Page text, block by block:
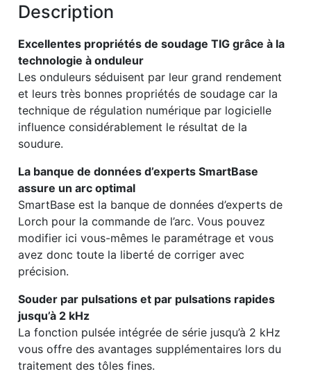
Description
Excellentes propriétés de soudage TIG grâce à la
technologie à onduleur
Les onduleurs séduisent par leur grand rendement
et leurs très bonnes propriétés de soudage car la
technique de régulation numérique par logicielle
influence considérablement le résultat de la
soudure.
La banque de données d’experts SmartBase
assure un arc optimal
SmartBase est la banque de données d’experts de
Lorch pour la commande de l’arc. Vous pouvez
modifier ici vous-mêmes le paramétrage et vous
avez donc toute la liberté de corriger avec
précision.
Souder par pulsations et par pulsations rapides
jusqu’à 2 kHz
La fonction pulsée intégrée de série jusqu’à 2 kHz
vous offre des avantages supplémentaires lors du
traitement des tôles fines.